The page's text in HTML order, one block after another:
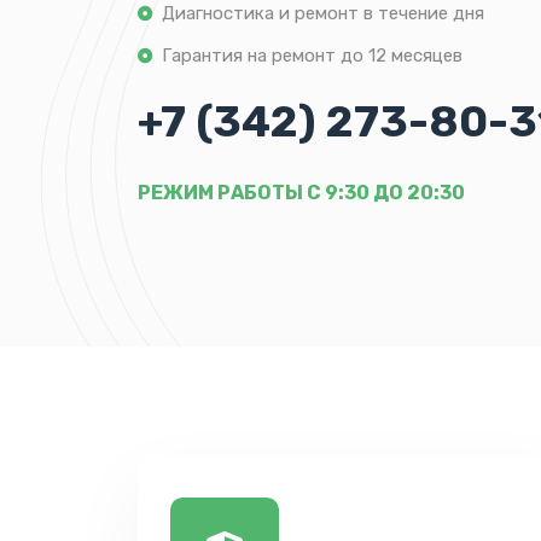
Диагностика и ремонт в течение дня
Гарантия на ремонт до 12 месяцев
+7 (342) 273-80-
РЕЖИМ РАБОТЫ С 9:30 ДО 20:30